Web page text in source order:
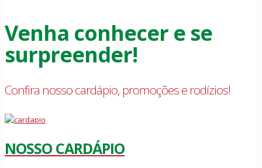
Venha conhecer e se
surpreender!
Confira nosso cardápio, promoções e rodízios!
NOSSO CARDÁPIO